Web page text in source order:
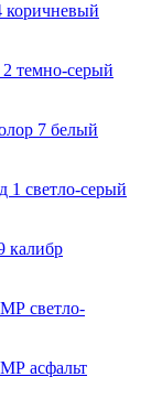
коричневый
темно-серый
7 белый
1 светло-серый
калибр
светло-
асфальт